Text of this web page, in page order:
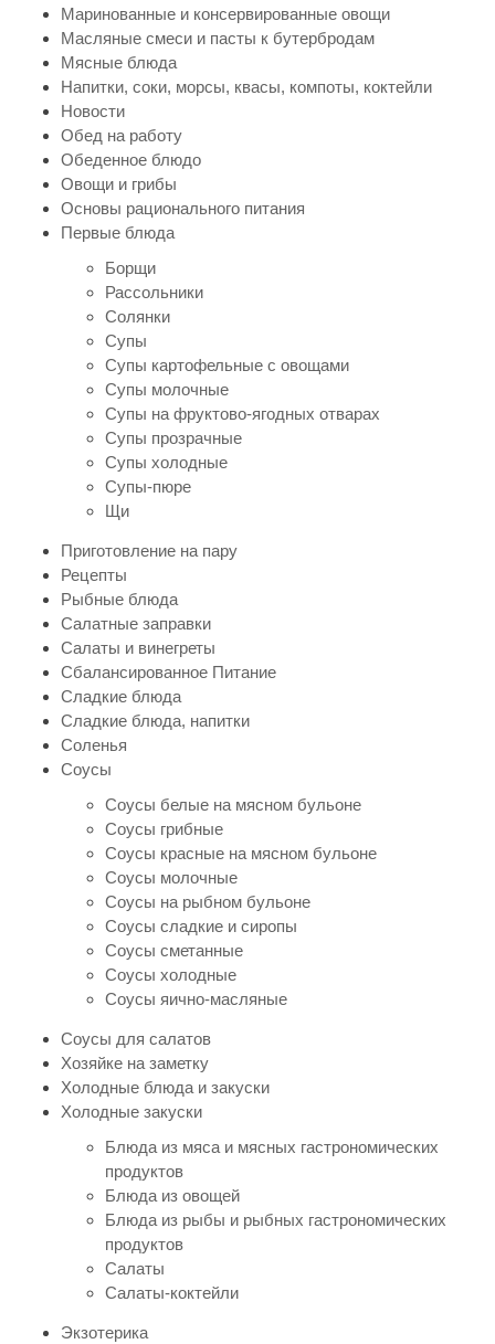
Маринованные и консервированные овощи
Масляные смеси и пасты к бутербродам
Мясные блюда
Напитки, соки, морсы, квасы, компоты, коктейли
Новости
Обед на работу
Обеденное блюдо
Овощи и грибы
Основы рационального питания
Первые блюда
Борщи
Рассольники
Солянки
Супы
Супы картофельные с овощами
Супы молочные
Супы на фруктово-ягодных отварах
Супы прозрачные
Супы холодные
Супы-пюре
Щи
Приготовление на пару
Рецепты
Рыбные блюда
Салатные заправки
Салаты и винегреты
Сбалансированное Питание
Сладкие блюда
Сладкие блюда, напитки
Соленья
Соусы
Соусы белые на мясном бульоне
Соусы грибные
Соусы красные на мясном бульоне
Соусы молочные
Соусы на рыбном бульоне
Соусы сладкие и сиропы
Соусы сметанные
Соусы холодные
Соусы яично-масляные
Соусы для салатов
Хозяйке на заметку
Холодные блюда и закуски
Холодные закуски
Блюда из мяса и мясных гастрономических
продуктов
Блюда из овощей
Блюда из рыбы и рыбных гастрономических
продуктов
Салаты
Салаты-коктейли
Экзотерика